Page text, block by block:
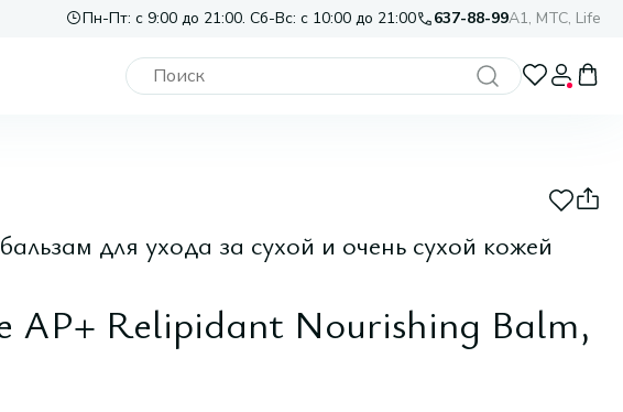
Пн-Пт: с 9:00 до 21:00. Сб-Вс: с 10:00 до 21:00 637-88-99A1, МТС, Life
для ухода за сухой и очень сухой кожей
АР+ Relipidant Nourishing Balm,